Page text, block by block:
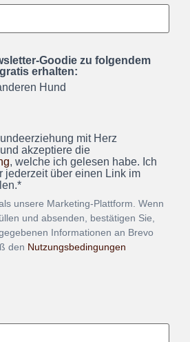
Goodie zu folgendem
erhalten:
Hund
mit Herz
akzeptiere die
, welche ich gelesen habe. Ich
jederzeit über einen Link im
unsere Marketing-Plattform. Wenn
und absenden, bestätigen Sie,
Informationen an Brevo
den Nutzungsbedingungen